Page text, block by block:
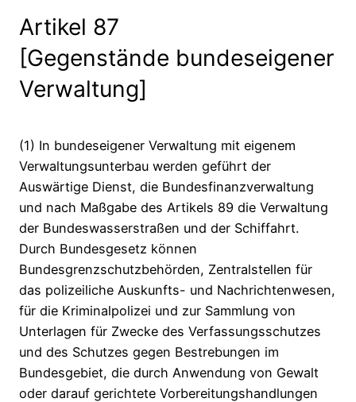
Artikel 87
[Gegenstände bundeseigener
Verwaltung]
(1) In bundeseigener Verwaltung mit eigenem
Verwaltungsunterbau werden geführt der
Auswärtige Dienst, die Bundesfinanzverwaltung
und nach Maßgabe des Artikels 89 die Verwaltung
der Bundeswasserstraßen und der Schiffahrt.
Durch Bundesgesetz können
Bundesgrenzschutzbehörden, Zentralstellen für
das polizeiliche Auskunfts- und Nachrichtenwesen,
für die Kriminalpolizei und zur Sammlung von
Unterlagen für Zwecke des Verfassungsschutzes
und des Schutzes gegen Bestrebungen im
Bundesgebiet, die durch Anwendung von Gewalt
oder darauf gerichtete Vorbereitungshandlungen